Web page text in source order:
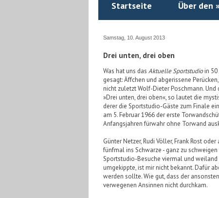
Startseite Über den
Samstag, 10. August 2013
Drei unten, drei oben
Was hat uns das Aktuelle Sportstudioin 50
gesagt: Äffchen und abgerissene
nicht zuletzt Wolf-Dieter Poschmann.
»Drei unten, drei oben«, so lautet die
derer die Sportstudio-Gäste zum Finale
am 5. Februar 1966 der erste
Anfangsjahren fürwahr ohne Torwand
Günter Netzer, Rudi Völler, Frank Rost
fünfmal ins Schwarze - ganz zu
Sportstudio-Besuche viermal und
umgekippte, ist mir nicht bekannt. Dafür
werden sollte. Wie gut, dass der
verwegenen Ansinnen nicht durchkam.